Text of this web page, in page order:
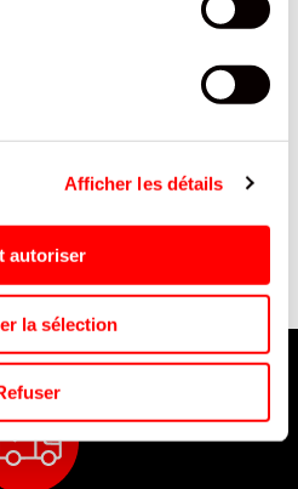
Afficher les détails
autoriser
la sélection
TOOVAP RECHAR PRE-REMP
PECHE 0% /10